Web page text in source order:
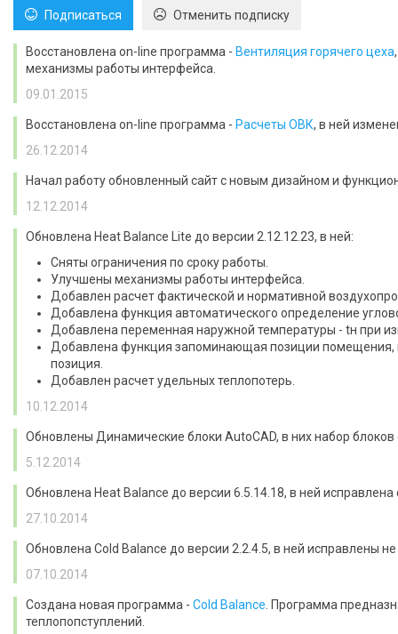
Подписаться Отменить подписку
Восстановлена on-line программа - Вентиляция горячего цеха
механизмы работы интерфейса.
09.01.2015
Восстановлена on-line программа - Расчеты ОВК, в ней
26.12.2014
Начал работу обновленный сайт с новым дизайном и
12.12.2014
Обновлена Heat Balance Lite до версии 2.12.12.23, в ней:
Сняты ограничения по сроку работы.
Улучшены механизмы работы интерфейса.
Добавлен расчет фактической и нормативной
Добавлена функция автоматического определение
Добавлена переменная наружной температуры - tн при
Добавлена функция запоминающая позиции помещения,
позиция.
Добавлен расчет удельных теплопотерь.
10.12.2014
Обновлены Динамические блоки AutoCAD, в них набор блоков
5.12.2014
Обновлена Heat Balance до версии 6.5.14.18, в ней
27.10.2014
Обновлена Cold Balance до версии 2.2.4.5, в ней исправлены
07.10.2014
Создана новая программа - Cold Balance . Программа
теплопопступлений.